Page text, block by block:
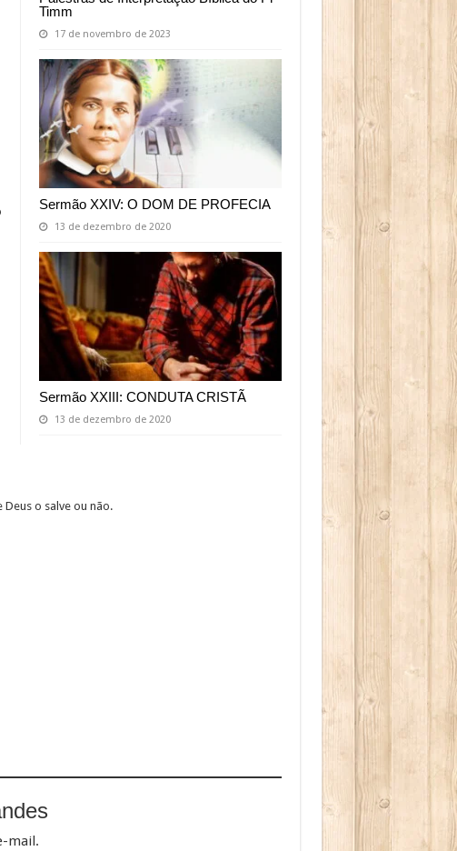
Timm
17 de novembro de 2023
Sermão XXIV: O DOM DE PROFECIA
13 de dezembro de 2020
Sermão XXIII: CONDUTA CRISTÃ
13 de dezembro de 2020
o salve ou não.
mail.